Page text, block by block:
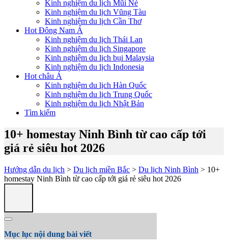
Kinh nghiệm du lịch Mũi Né
Kinh nghiệm du lịch Vũng Tàu
Kinh nghiệm du lịch Cần Thơ
Hot Đông Nam Á
Kinh nghiệm du lịch Thái Lan
Kinh nghiệm du lịch Singapore
Kinh nghiệm du lịch bụi Malaysia
Kinh nghiệm du lịch Indonesia
Hot châu Á
Kinh nghiệm du lịch Hàn Quốc
Kinh nghiệm du lịch Trung Quốc
Kinh nghiệm du lịch Nhật Bản
Tìm kiếm
10+ homestay Ninh Bình từ cao cấp tới
giá rẻ siêu hot 2026
Hướng dẫn du lịch > Du lịch miền Bắc > Du lịch Ninh Bình > 10+
homestay Ninh Bình từ cao cấp tới giá rẻ siêu hot 2026
Mục lục nội dung bài viết